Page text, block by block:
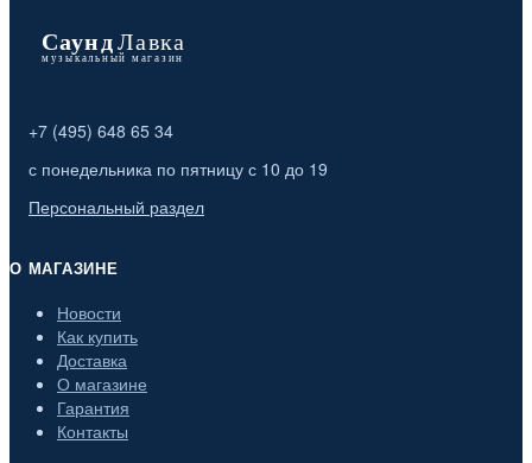
+7 (495) 648 65 34
с понедельника по пятницу с 10 до 19
Персональный раздел
О МАГАЗИНЕ
Новости
Как купить
Доставка
О магазине
Гарантия
Контакты